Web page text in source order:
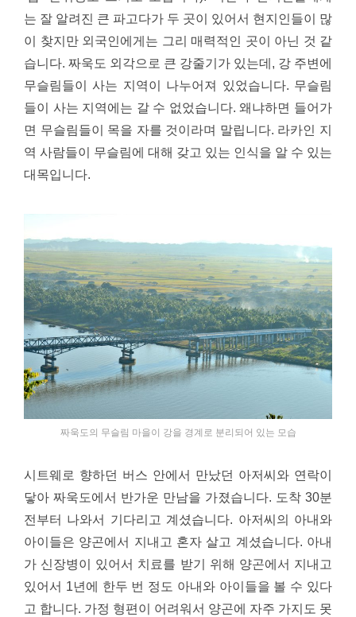
는 잘 알려진 큰 파고다가 두 곳이 있어서 현지인들이 많
이 찾지만 외국인에게는 그리 매력적인 곳이 아닌 것 같
습니다. 짜욱도 외각으로 큰 강줄기가 있는데, 강 주변에
무슬림들이 사는 지역이 나누어져 있었습니다. 무슬림
들이 사는 지역에는 갈 수 없었습니다. 왜냐하면 들어가
면 무슬림들이 목을 자를 것이라며 말립니다. 라카인 지
역 사람들이 무슬림에 대해 갖고 있는 인식을 알 수 있는
대목입니다.
짜욱도의 무슬림 마을이 강을 경계로 분리되어 있는 모습
시트웨로 향하던 버스 안에서 만났던 아저씨와 연락이
닿아 짜욱도에서 반가운 만남을 가졌습니다. 도착 30분
전부터 나와서 기다리고 계셨습니다. 아저씨의 아내와
아이들은 양곤에서 지내고 혼자 살고 계셨습니다. 아내
가 신장병이 있어서 치료를 받기 위해 양곤에서 지내고
있어서 1년에 한두 번 정도 아내와 아이들을 볼 수 있다
고 합니다. 가정 형편이 어려워서 양곤에 자주 가지도 못